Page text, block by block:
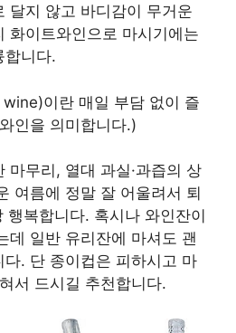
달지 않고 바디감이 무거운
화이트와인으로 마시기에는
합니다.
이란 매일 부담 없이 즐
인을 의미합니다.)
마무리, 열대 과실·과즙의 상
여름에 정말 잘 어울려서 퇴
행복합니다. 혹시나 와인잔이
데 일반 유리잔에 마셔도 괜
. 단 종이컵은 피하시고 마
서 드시길 추천합니다.